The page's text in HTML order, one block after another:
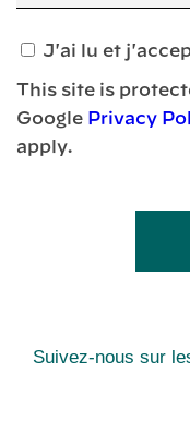
J'ai lu et
This site is
Google Privacy
apply.
Suivez-nous sur